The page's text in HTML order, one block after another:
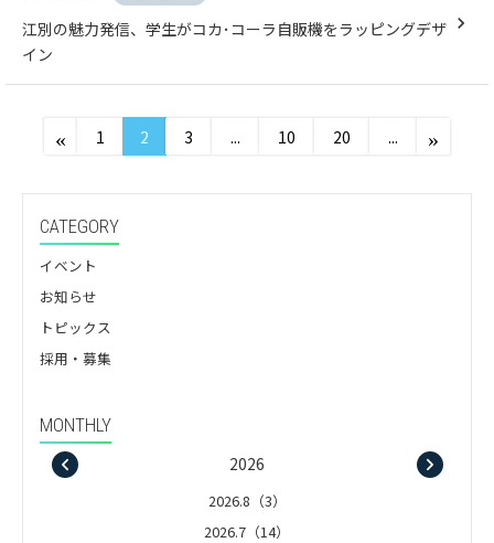
江別の魅力発信、学生がコカ･コーラ自販機をラッピングデザ
イン
« 1 2 3 ... 10 20 ... »
CATEGORY
イベント
お知らせ
トピックス
採用・募集
MONTHLY
2026
2026.8（3）
2026.7（14）